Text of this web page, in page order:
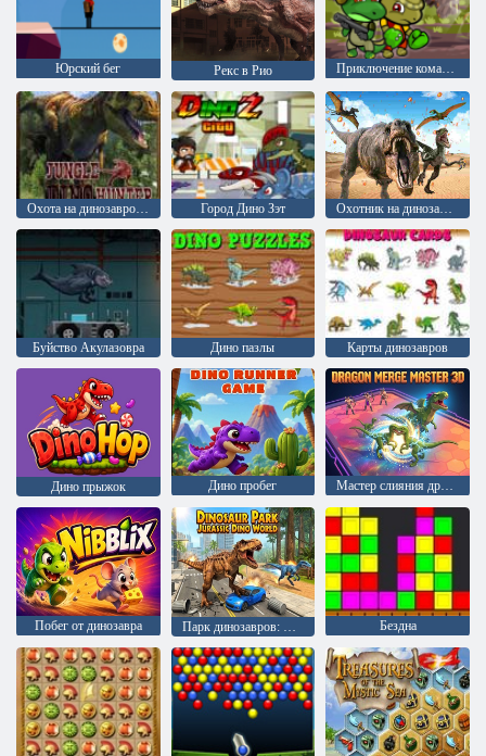
Юрский бег Рекс в Рио Приключение команды динозавров 3
Охота на динозавров в джунглях Город Дино Зэт Охотник на динозавров: Странное убийство
Буйство Акулазовра Дино пазлы Карты динозавров
Дино прыжок Дино пробег Мастер слияния драконов 3D
Побег от динозавра Парк динозавров: Мир юрского периода Бездна